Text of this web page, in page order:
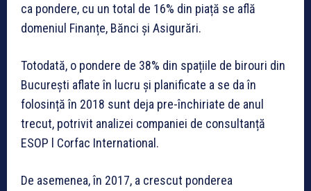
ca pondere, cu un total de 16% din piață se află
domeniul Finanțe, Bănci și Asigurări.
Totodată, o pondere de 38% din spațiile de birouri din
București aflate în lucru și planificate a se da în
folosință în 2018 sunt deja pre-închiriate de anul
trecut, potrivit analizei companiei de consultanță
ESOP l Corfac International.
De asemenea, în 2017, a crescut ponderea